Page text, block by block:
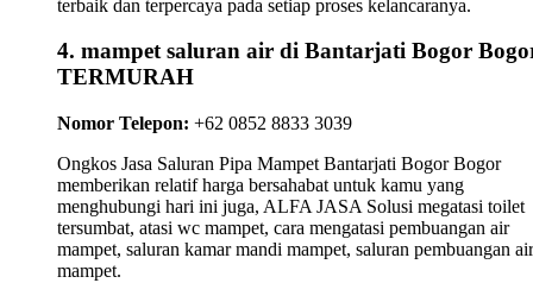
terbaik dan terpercaya pada setiap proses kelancaranya.
4. mampet saluran air di Bantarjati Bogor
TERMURAH
Nomor Telepon: +62 0852 8833 3039
Ongkos Jasa Saluran Pipa Mampet Bantarjati Bogor Bogor
memberikan relatif harga bersahabat untuk kamu yang
menghubungi hari ini juga, ALFA JASA Solusi megatasi toilet
tersumbat, atasi wc mampet, cara mengatasi pembuangan air
mampet, saluran kamar mandi mampet, saluran pembuangan air
mampet.